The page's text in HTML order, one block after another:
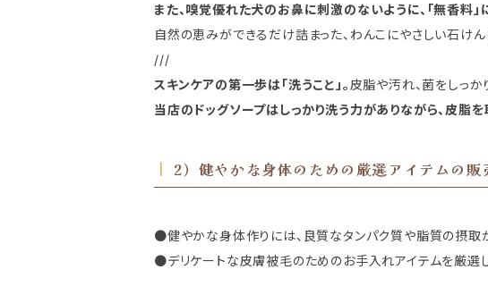
また、嗅覚優れた犬のお鼻に刺激のないように、「無香料」
自然の恵みができるだけ詰まった、わんこにやさしい石け
///
スキンケアの第一歩は「洗うこと」。 皮脂や汚れ、菌をしっか
当店のドッグソープはしっかり洗う力がありながら、皮脂
2）健やかな身体のための厳選アイテムの
●健やかな身体作りには、良質なタンパク質や脂質の摂取
●デリケートな皮膚被毛のためのお手入れアイテムを厳選し